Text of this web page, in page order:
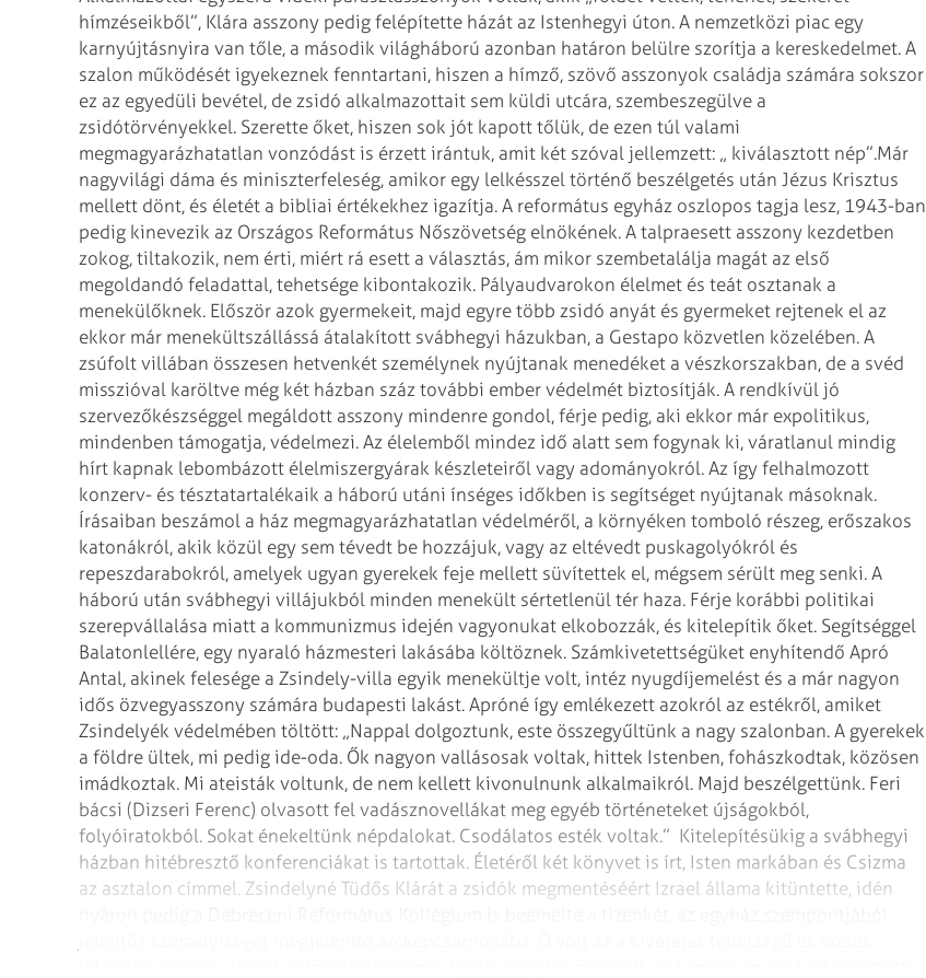
hímzéseikből”, Klára asszony pedig felépítette házát az Istenhegyi úton. A nemzetközi piac egy
karnyújtásnyira van tőle, a második világháború azonban határon belülre szorítja a kereskedelmet. A
szalon működését igyekeznek fenntartani, hiszen a hímző, szövő asszonyok családja számára sokszor
ez az egyedüli bevétel, de zsidó alkalmazot­tait sem küldi utcára, szem­beszegülve a
zsidótörvényekkel. Sze­rette őket, hiszen sok jót kapott tőlük, de ezen túl valami
megmagyarázhatatlan vonzódást is érzett irántuk, amit két szóval jellemzett: „ kiválasztott nép”.Már
nagyvilági dáma és miniszterfeleség, amikor egy lelkésszel történő be­szélgetés után Jézus Krisztus
mellett dönt, és életét a bibliai értékekhez igazítja. A református egyház oszlopos tagja lesz, 1943-ban
pedig kinevezik az Országos Református Nőszövetség elnökének. A talpraesett asszony kezdetben
zokog, tiltakozik, nem érti, miért rá esett a választás, ám mikor szembetalálja magát az első
megoldandó feladattal, tehetsége kibontakozik. Pályaudvarokon élelmet és teát osztanak a
menekülőknek. Először azok gyermekeit, majd egyre több zsidó anyát és gyermeket rejtenek el az
ekkor már menekültszállássá átalakított svábhegyi házukban, a Gestapo közvetlen közelében. A
zsúfolt villában összesen hetvenkét személynek nyújtanak menedéket a vészkorszakban, de a svéd
misszióval karöltve még két házban száz további ember védelmét biztosítják. A rend­­kívül jó
szervezőkészséggel megáldott asszony mindenre gondol, férje pedig, aki ekkor már expolitikus,
mindenben támogatja, védelmezi. Az élelemből mindez idő alatt sem fogynak ki, váratlanul mindig
hírt kapnak lebombázott élelmiszergyárak készleteiről vagy adományokról. Az így felhalmozott
konzerv- és tésztatartalékaik a háború utáni ínséges időkben is segítséget nyújtanak másoknak.
Írásaiban beszámol a ház megmagyarázhatatlan védelméről, a környéken tomboló részeg, erőszakos
katonákról, akik közül egy sem tévedt be hozzájuk, vagy az eltévedt puskagolyókról és
repeszdarabokról, amelyek ugyan gyerekek feje mellett süvítettek el, mégsem sérült meg senki. A
háború után svábhegyi villájukból minden menekült sértetlenül tér haza. Férje korábbi politikai
szerepvállalása miatt a kommunizmus idején vagyonukat elkobozzák, és kitelepítik őket. Segítség­gel
Balatonlellére, egy nyaraló házmesteri lakásába költöznek. Számkivetettségüket enyhítendő Apró
Antal, akinek felesége a Zsindely-villa egyik menekültje volt, intéz nyugdíjemelést és a már nagyon
idős özvegyasszony számára budapesti lakást. Apróné így emlékezett azokról az estékről, amiket
Zsindelyék védelmében töltött: „Nappal dol­goztunk, este összegyűltünk a nagy szalonban. A gyerekek
a földre ültek, mi pedig ide-oda. Ők nagyon vallásosak voltak, hittek Istenben, fohászkodtak, közösen
imádkoztak. Mi ateisták voltunk, de nem kellett kivonulnunk alkalmaikról. Majd beszélgettünk. Feri
bácsi (Dizseri Ferenc) olvasott fel vadász­novellákat meg egyéb történeteket újságokból,
folyóiratokból. Sokat énekeltünk népdalokat. Csodálatos esték voltak.” Kitelepítésükig a svábhegyi
házban hit­ébresztő konferenciákat is tartottak. Életéről két könyvet is írt, Isten markában és Csizma
az asztalon címmel. Zsindelyné Tüdős Klárát a zsidók megmentéséért Izrael állama kitüntette, idén